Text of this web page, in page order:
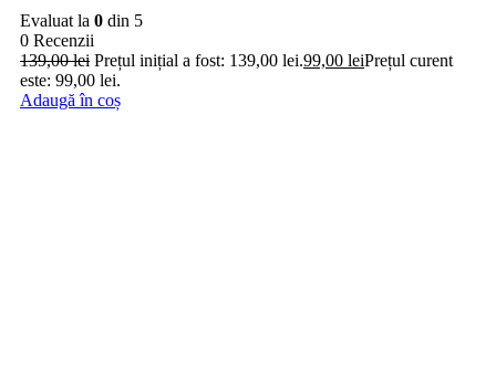
Evaluat la 0 din 5
0 Recenzii
139,00lei Prețul inițial a fost: 139,00 lei.99,00 leiPrețul curent
este: 99,00 lei.
Adaugă în coș